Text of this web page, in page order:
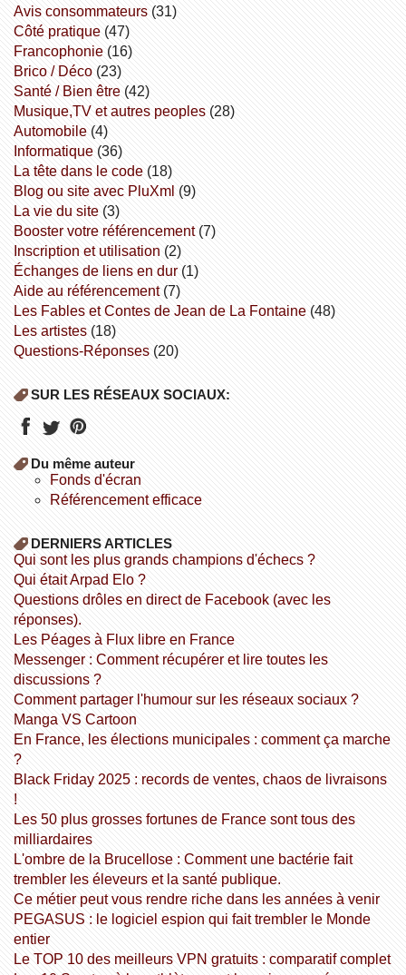
avis consommateurs(31)
côté pratique(47)
Francophonie(16)
Brico / Déco(23)
Santé / Bien être(42)
Musique,TV et autres peoples(28)
Automobile(4)
informatique(36)
la tête dans le code(18)
Blog ou site avec PluXml (9)
la vie du site(3)
booster votre référencement(7)
inscription et utilisation (2)
échanges de liens en dur(1)
aide au référencement(7)
Les Fables et Contes de Jean de La Fontaine(48)
Les artistes(18)
Questions-Réponses(20)
SUR LES RÉSEAUX SOCIAUX:
Du même auteur
fonds d'écran
référencement efficace
DERNIERS ARTICLES
Qui sont les plus grands champions d'échecs ?
Qui était Arpad Elo ?
Questions drôles en direct de Facebook (avec les
réponses).
Les Péages à Flux libre en France
Messenger : Comment récupérer et lire toutes les
discussions ?
Comment partager l'humour sur les réseaux sociaux ?
Manga VS Cartoon
En France, les élections municipales : comment ça marche
?
Black Friday 2025 : records de ventes, chaos de livraisons
!
Les 50 plus grosses fortunes de France sont tous des
milliardaires
L'ombre de la Brucellose : Comment une bactérie fait
trembler les éleveurs et la santé publique.
Ce métier peut vous rendre riche dans les années à venir
PEGASUS : le logiciel espion qui fait trembler le Monde
entier
Le TOP 10 des meilleurs VPN gratuits : comparatif complet